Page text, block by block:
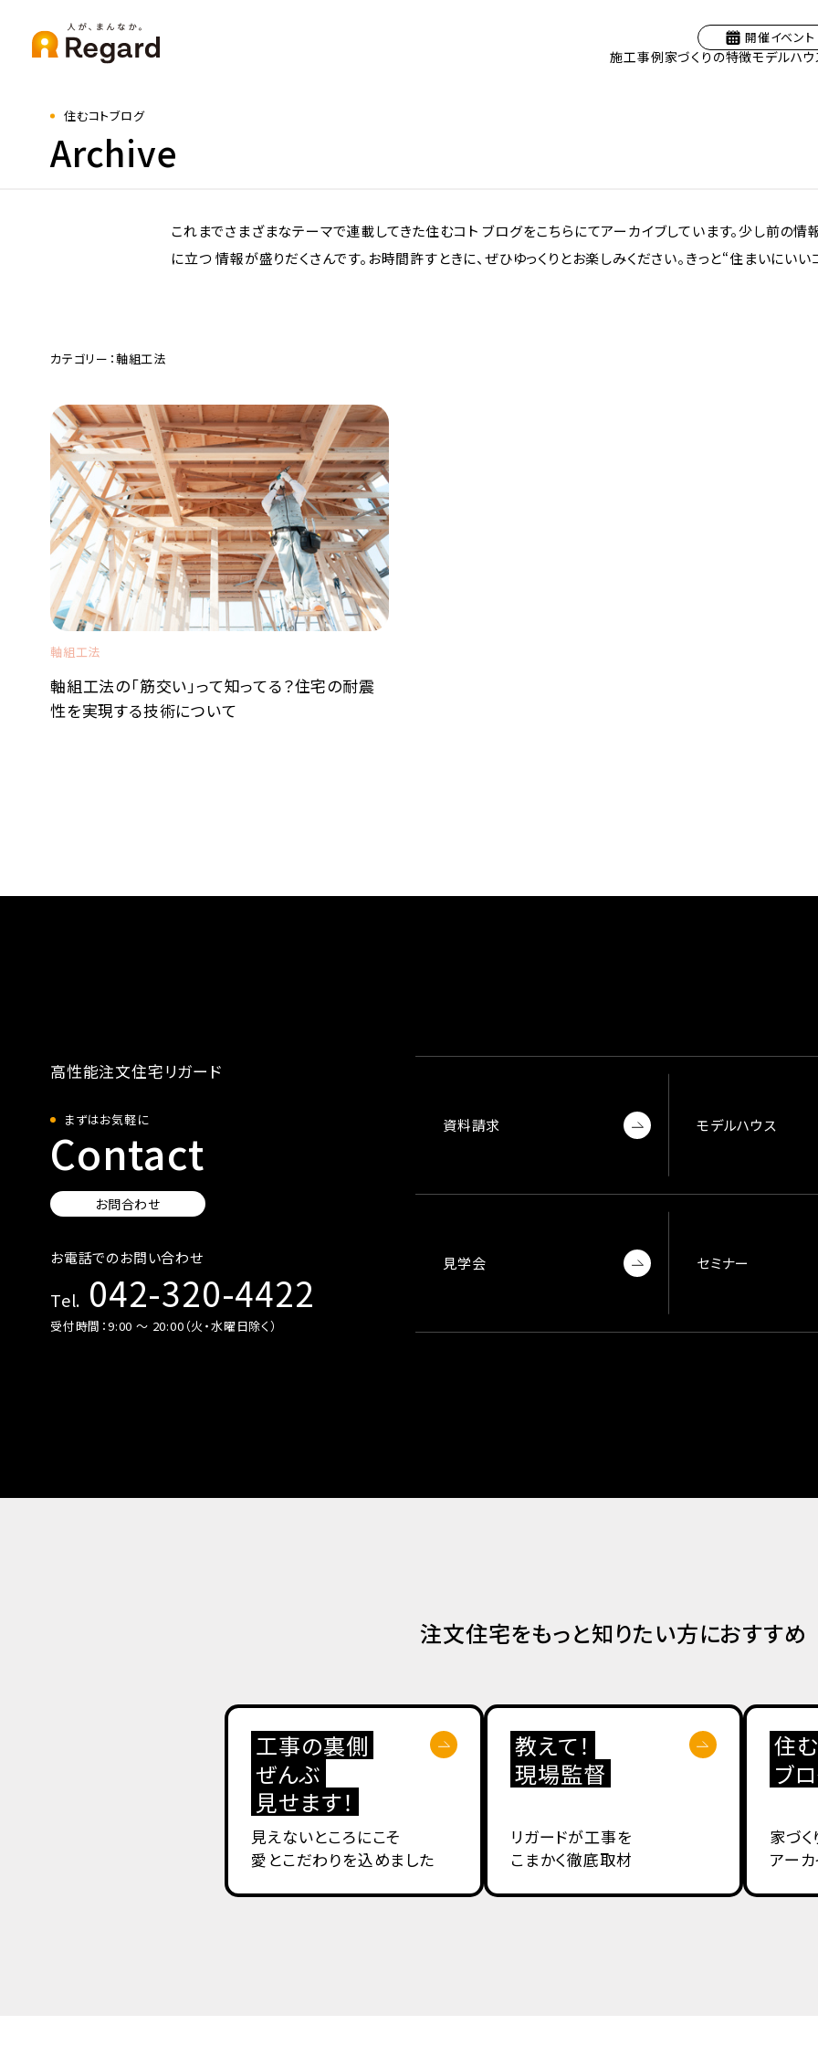
開催イベント
施工事例家づくりの特徴モデルハ
住むコトブログ
Archive
これまでさまざまなテーマで連載してきた住むコト ブログをこちらにてアーカイブしています。少し前の
に立つ 情報が盛りだくさんです。お時間許すときに、ぜひゆっくりとお楽しみください。きっと“住まいにい
カテゴリー：軸組工法
軸組工法
軸組工法の「筋交い」って知ってる？住宅の耐震
性を実現する技術について
高性能注文住宅リガード
まずはお気軽に
Contact
お問合わせ
お電話でのお問い合わせ
Tel. 042-320-4422
受付時間：9:00 〜 20:00（火・水曜日除く）
資料請求 モデルハウス
見学会 セミナー
注文住宅をもっと知りたい方におすすめ
工事の裏側
ぜんぶ
見せます！
見えないところにこそ
愛とこだわりを込めました
教えて！
現場監督
リガードが工事を
こまかく徹底取材
住
ブ
家づ
アー